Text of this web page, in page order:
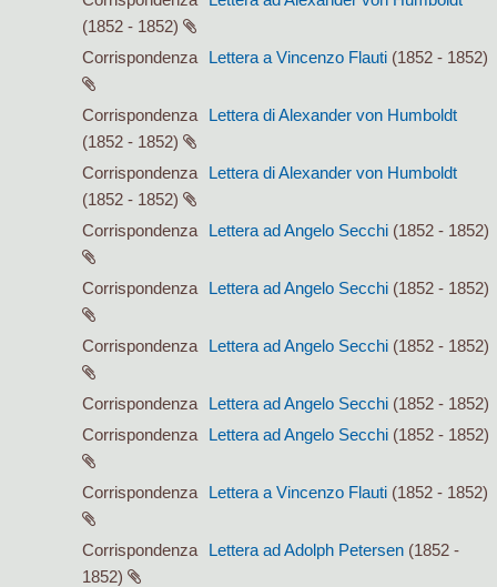
(1852 - 1852)
Corrispondenza
Lettera a Vincenzo Flauti (1852 - 1852)
Corrispondenza
Lettera di Alexander von Humboldt
(1852 - 1852)
Corrispondenza
Lettera di Alexander von Humboldt
(1852 - 1852)
Corrispondenza
Lettera ad Angelo Secchi (1852 - 1852)
Corrispondenza Lettera ad Angelo Secchi (1852 - 1852)
Corrispondenza Lettera ad Angelo Secchi (1852 - 1852)
Corrispondenza Lettera ad Angelo Secchi (1852 - 1852)
Corrispondenza
Lettera ad Angelo Secchi (1852 - 1852)
Corrispondenza Lettera a Vincenzo Flauti (1852 - 1852)
Corrispondenza Lettera ad Adolph Petersen (1852 -
1852)